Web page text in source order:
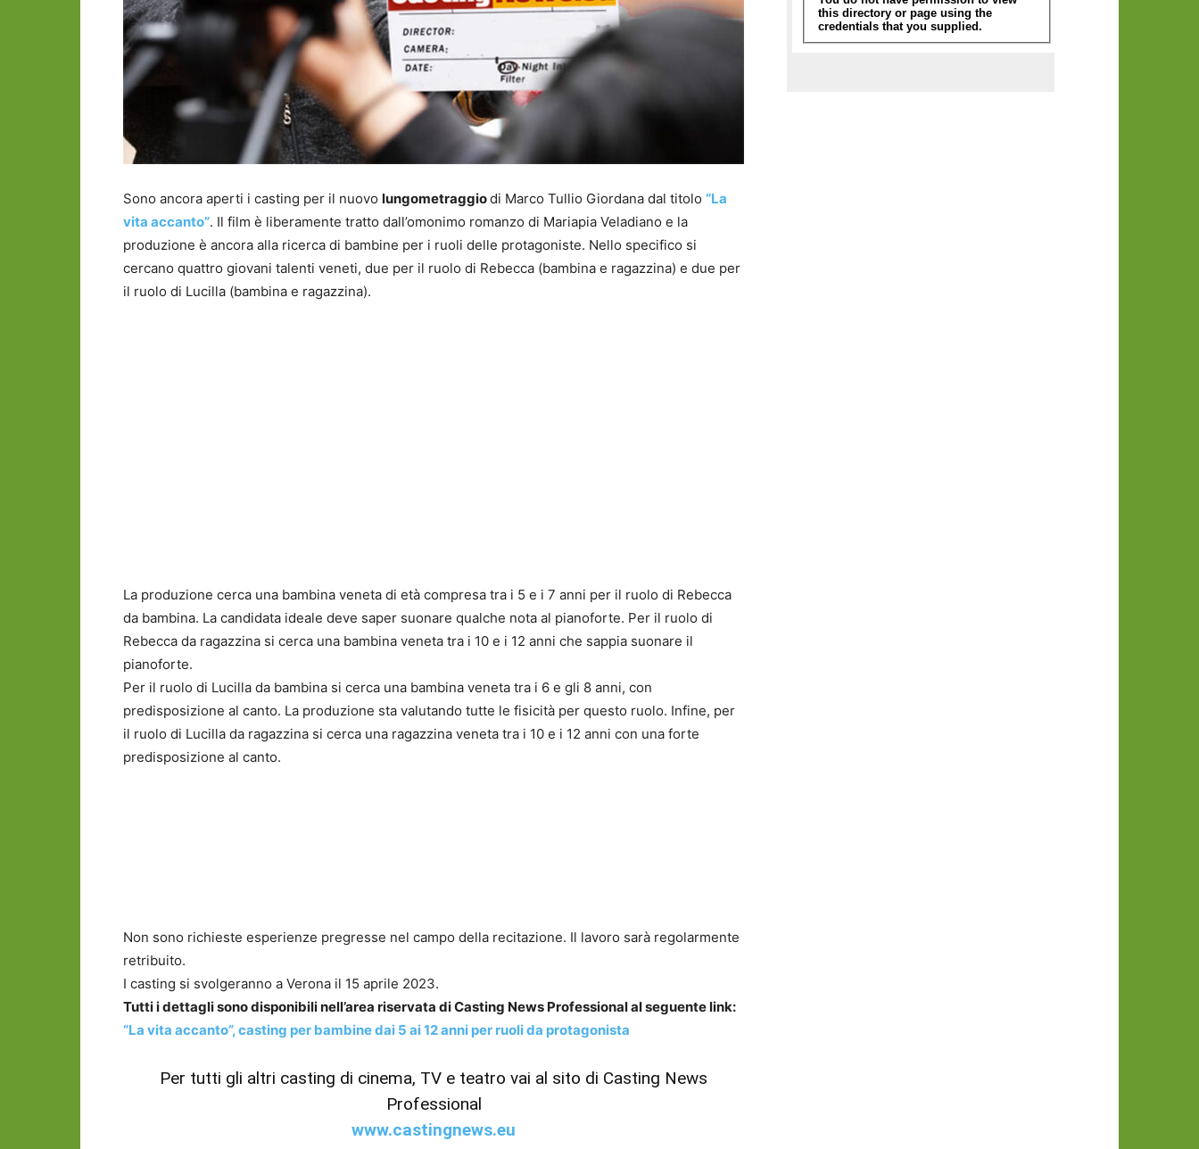
Sono ancora aperti i casting per il nuovo lungometraggiodi Marco Tullio Giordana dal titolo “La
vita accanto”. Il film è liberamente tratto dall’omonimo romanzo di Mariapia Veladiano e la
produzione è ancora alla ricerca di bambine per i ruoli delle protagoniste. Nello specifico si
cercano quattro giovani talenti veneti, due per il ruolo di Rebecca (bambina e ragazzina) e due per
il ruolo di Lucilla (bambina e ragazzina).
La produzione cerca una bambina veneta di età compresa tra i 5 e i 7 anni per il ruolo di Rebecca
da bambina. La candidata ideale deve saper suonare qualche nota al pianoforte. Per il ruolo di
Rebecca da ragazzina si cerca una bambina veneta tra i 10 e i 12 anni che sappia suonare il
pianoforte.
Per il ruolo di Lucilla da bambina si cerca una bambina veneta tra i 6 e gli 8 anni, con
predisposizione al canto. La produzione sta valutando tutte le fisicità per questo ruolo. Infine, per
il ruolo di Lucilla da ragazzina si cerca una ragazzina veneta tra i 10 e i 12 anni con una forte
predisposizione al canto.
Non sono richieste esperienze pregresse nel campo della recitazione. Il lavoro sarà regolarmente
retribuito.
I casting si svolgeranno a Verona il 15 aprile 2023.
Tutti i dettagli sono disponibili nell’area riservata di Casting News Professional al seguente link:
“La vita accanto”, casting per bambine dai 5 ai 12 anni per ruoli da protagonista
Per tutti gli altri casting di cinema, TV e teatro vai al sito di Casting News
Professional
www.castingnews.eu